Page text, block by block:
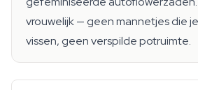
vrouwelijk — geen mannetjes die
vissen, geen verspilde potruimte.